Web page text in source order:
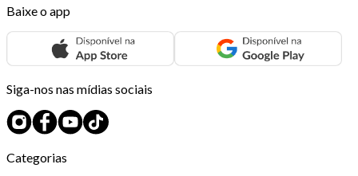
Baixe o app
Siga-nos nas mídias sociais
Categorias